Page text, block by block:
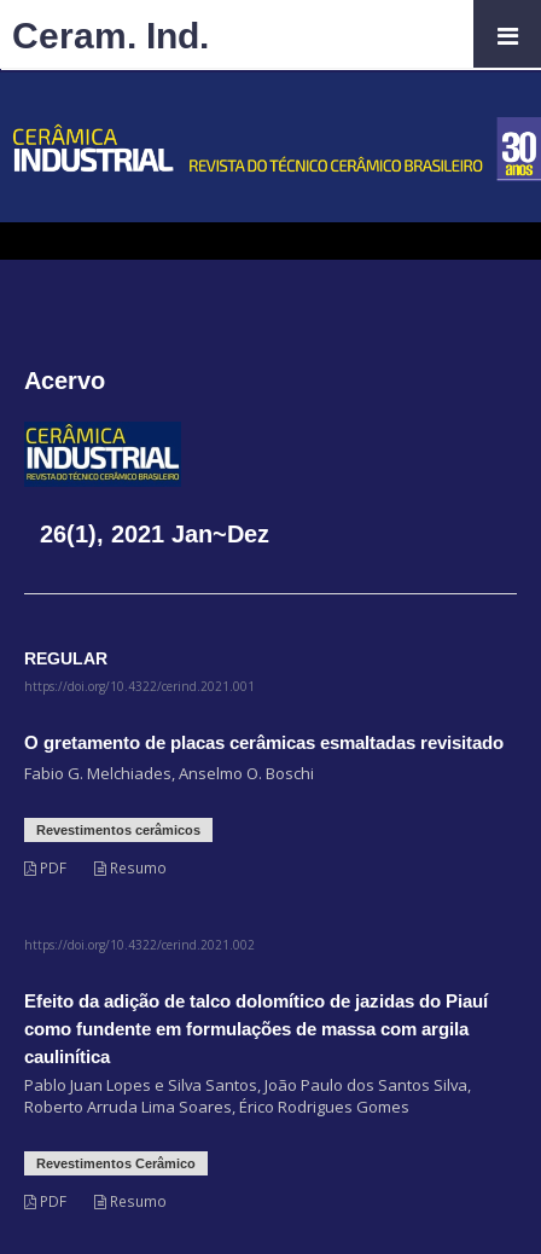
Acervo
26(1), 2021 Jan~Dez
REGULAR
https://doi.org/10.4322/cerind.2021.001
O gretamento de placas cerâmicas esmaltadas revisitado
Fabio G. Melchiades, Anselmo O. Boschi
Revestimentos cerâmicos
PDF Resumo
https://doi.org/10.4322/cerind.2021.002
Efeito da adição de talco dolomítico de jazidas do Piauí
como fundente em formulações de massa com argila
caulinítica
Pablo Juan Lopes e Silva Santos, João Paulo dos Santos Silva,
Roberto Arruda Lima Soares, Érico Rodrigues Gomes
Revestimentos Cerâmico
PDF Resumo
Ceram. Ind.